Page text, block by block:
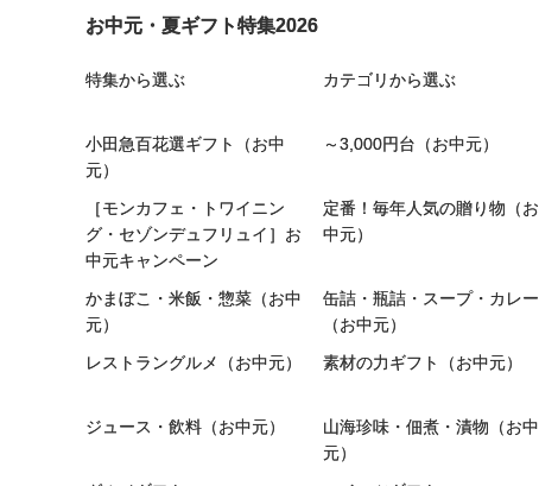
お中元・夏ギフト特集2026
特集から選ぶ カテゴリから選ぶ
小田急百花選ギフト（お中
元）
～3,000円台（お中元）
［モンカフェ・トワイニン
グ・セゾンデュフリュイ］お
中元キャンペーン
定番！毎年人気の贈り物（お
中元）
かまぼこ・米飯・惣菜（お中
元）
缶詰・瓶詰・スープ・カレー
（お中元）
レストラングルメ（お中元） 素材の力ギフト（お中元）
ジュース・飲料（お中元）
山海珍味・佃煮・漬物（お中
元）